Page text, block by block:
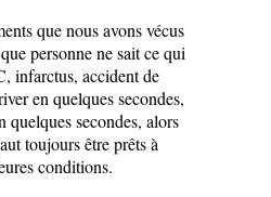
que nous avons vécus
personne ne sait ce qui
infarctus, accident de
en quelques secondes,
quelques secondes, alors
toujours être prêts à
conditions.